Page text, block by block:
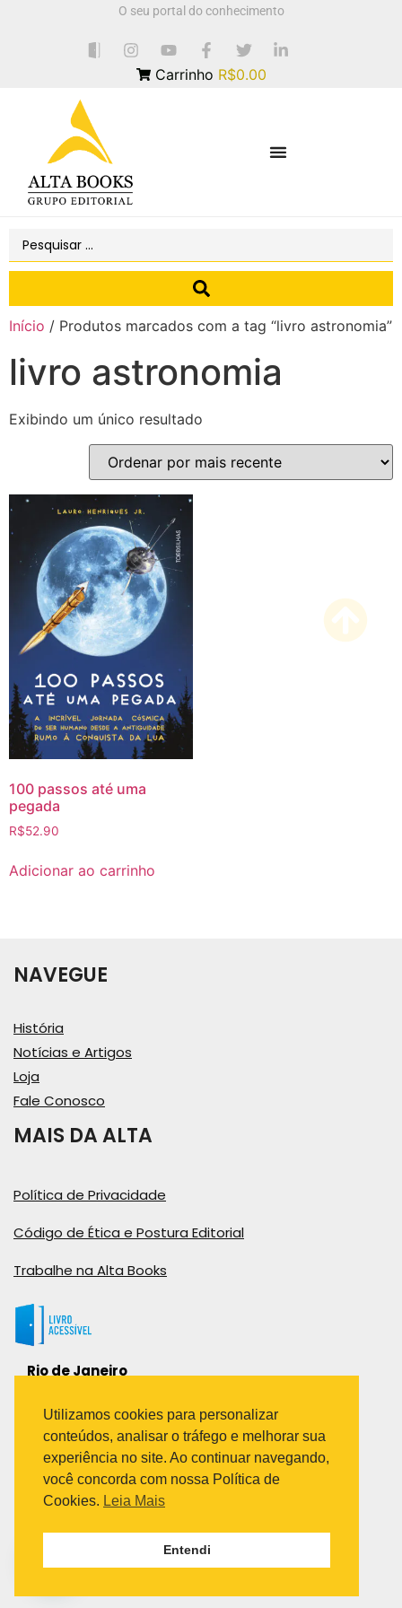
O seu portal do conhecimento
Carrinho R$0.00
Início / Produtos marcados com a tag “livro astronomia”
livro astronomia
Exibindo um único resultado
100 passos até uma
pegada
R$52.90
Adicionar ao carrinho
NAVEGUE
História
Notícias e Artigos
Loja
Fale Conosco
MAIS DA ALTA
Política de Privacidade
Código de Ética e Postura Editorial
Trabalhe na Alta Books
Rio de Janeiro
Bairro Industrial do Jacaré
Rio de Janeiro – RJ – CEP: 20970-031
Telefone:
(21) 3278-8069
(21) 3995-7512
Avenida Paulista 1636 / sala 1407
Utilizamos cookies para personalizar
conteúdos, analisar o tráfego e melhorar sua
experiência no site. Ao continuar navegando,
você concorda com nossa Política de
Cookies. Leia Mais
Entendi